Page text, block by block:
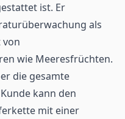
ist. Er
als
von
wie Meeresfrüchten.
die gesamte
kann den
mit einer